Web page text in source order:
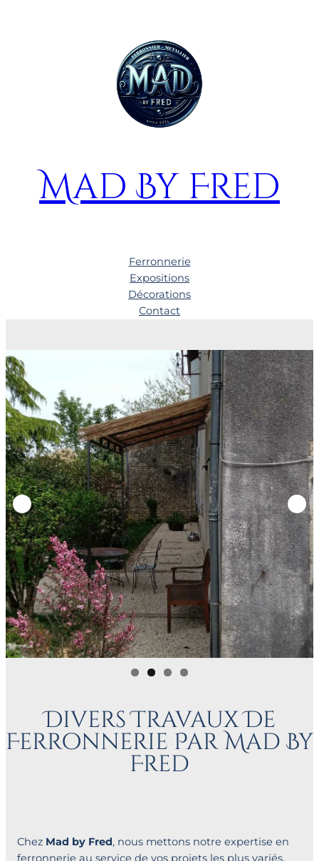
Mad By Fred
Ferronnerie
Expositions
Décorations
Contact
Divers Travaux De
Ferronnerie Par Mad By
Fred
Chez Mad by Fred, nous mettons notre expertise en
ferronnerie au service de vos projets les plus variés.